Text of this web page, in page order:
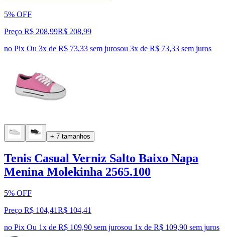
5% OFF
Preço R$ 208,99R$ 208,99
no Pix Ou 3x de R$ 73,33 sem jurosou 3x de R$ 73,33 sem juros
+ 7 tamanhos
Tenis Casual Verniz Salto Baixo Napa
Menina Molekinha 2565.100
5% OFF
Preço R$ 104,41R$ 104,41
no Pix Ou 1x de R$ 109,90 sem jurosou 1x de R$ 109,90 sem juros